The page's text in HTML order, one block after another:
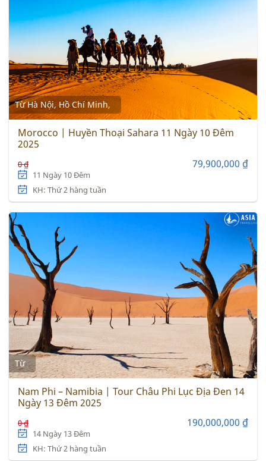
Từ Hà Nội, Hồ Chí Minh,
Morocco | Huyền Thoại Sahara 11 Ngày 10 Đêm
2025
0 ₫ 79,900,000 ₫
11 Ngày 10 Đêm
KH: Thứ 2 hàng tuần
Từ
Nam Phi – Namibia | Tour Châu Phi Lục Địa Đen 14
Ngày 13 Đêm 2025
0 ₫ 190,000,000 ₫
14 Ngày 13 Đêm
KH: Thứ 2 hàng tuần